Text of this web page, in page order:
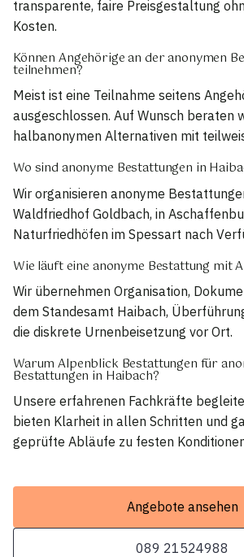
transparente, faire Preisgestaltung
Kosten.
Können Angehörige an der anonymen
teilnehmen?
Meist ist eine Teilnahme seitens
ausgeschlossen. Auf Wunsch beraten
halbanonymen Alternativen mit
Wo sind anonyme Bestattungen in
Wir organisieren anonyme
Waldfriedhof Goldbach, in
Naturfriedhöfen im Spessart nach
Wie läuft eine anonyme Bestattung mit
Wir übernehmen Organisation,
dem Standesamt Haibach,
die diskrete Urnenbeisetzung vor Ort.
Warum Alpenblick Bestattungen für
Bestattungen in Haibach?
Unsere erfahrenen Fachkräfte
bieten Klarheit in allen Schritten und
geprüfte Abläufe zu festen
Angebote ansehen
089 21524988